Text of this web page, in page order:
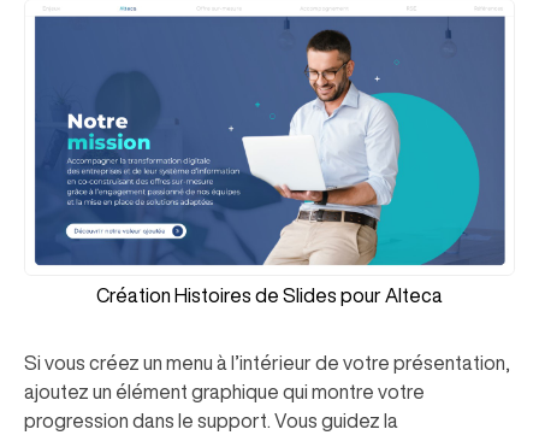
Création Histoires de Slides pour Alteca
Si vous créez un menu à l’intérieur de votre présentation,
ajoutez un élément graphique qui montre votre
progression dans le support. Vous guidez la